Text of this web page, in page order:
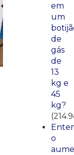
em
um
de
gás
de
13
kg e
45
kg?
o